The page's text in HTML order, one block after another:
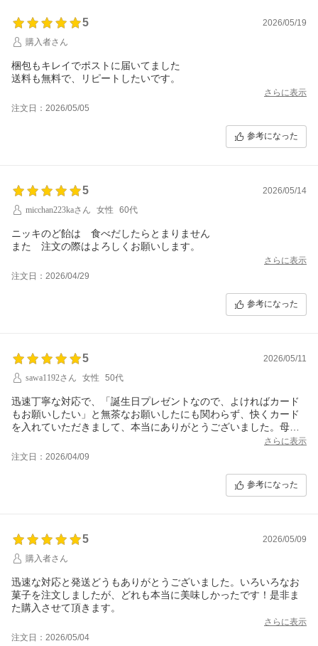
5
2026/05/19
購入者さん
梱包もキレイでポストに届いてました
さらに表示
注文日：2026/05/05
参考になった
5
2026/05/14
micchan223kaさん
女性 60代
ニッキのど飴は 食べだしたらとまりません
また 注文の際はよろしくお願いします。
さらに表示
注文日：2026/04/29
参考になった
5
2026/05/11
sawa1192さん
女性 50代
迅速丁寧な対応で、「誕生日プレゼントなので、よければカード
もお願いしたい」と無茶なお願いしたにも関わらず、快くカード
を入れていただきまして、本当にありがとうございました。母も
大喜びでした。たのんでよかったです。また機会がありましたら
どうぞよろしくお願い致します。
さらに表示
注文日：2026/04/09
参考になった
5
2026/05/09
購入者さん
迅速な対応と発送どうもありがとうございました。いろいろなお
菓子を注文しましたが、どれも本当に美味しかったです！是非ま
た購入させて頂きます。
さらに表示
注文日：2026/05/04